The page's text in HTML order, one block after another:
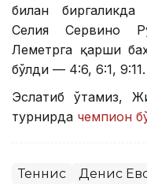
билан
Селия Сервино
Леметрга қарши
бўлди — 4:6, 6:1, 9:11.
Эслатиб ўтамиз,
турнирда чемпион
Теннис Денис